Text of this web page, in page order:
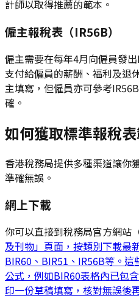
計師以取得推薦的範本。
僱主報稅表（IR56B）
僱主需要在每年4月向僱員發
支付給僱員的薪酬、福利及退
主填寫，但僱員亦可參考
確。
如何獲取標準報稅
香港稅務局提供多種渠道讓你
準確無誤。
網上下載
你可以直接到稅務局官方網站
及刊物」頁面，按類別下載最
BIR60、BIR51、IR56B等。
公式，例如BIR60表格內已包
印一份草稿填寫，核對無誤後